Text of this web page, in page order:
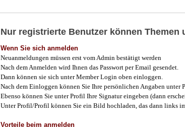
Nur registrierte Benutzer können Themen
Wenn Sie sich anmelden
Neuanmeldungen müssen erst vom Admin bestätigt werden
Nach dem Anmelden wird Ihnen das Passwort per Email gesendet.
Dann können sie sich unter Member Login oben einloggen.
Nach dem Einloggen können Sie Ihre persönlichen Angaben unter
Ebenso können Sie unter Profil Ihre Signatur eingeben (dann
Unter Profil/Profil können Sie ein Bild hochladen, das dann links
Vorteile beim anmelden